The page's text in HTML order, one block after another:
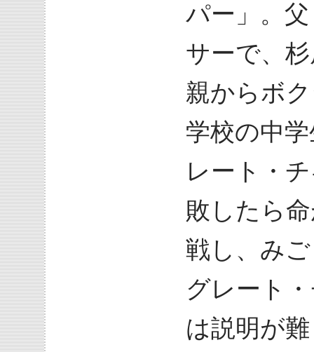
パー」。
サーで、
親からボ
学校の中
レート・
敗したら
戦し、み
グレート
は説明が